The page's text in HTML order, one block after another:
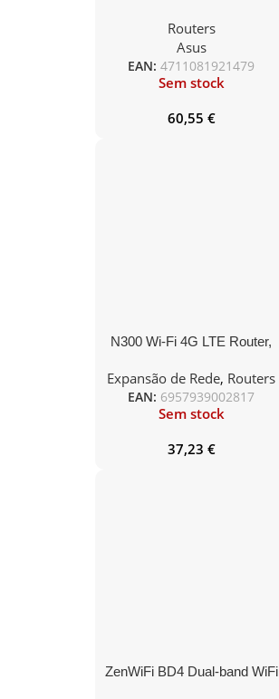
Routers
Asus
EAN:4711081921479
Sem stock
60,55 €
N300 Wi-Fi 4G LTE Router,
Modem
Expansão de Rede, Routers
EAN: 6957939002817
Sem stock
37,23 €
ZenWiFi BD4 Dual-band WiFi